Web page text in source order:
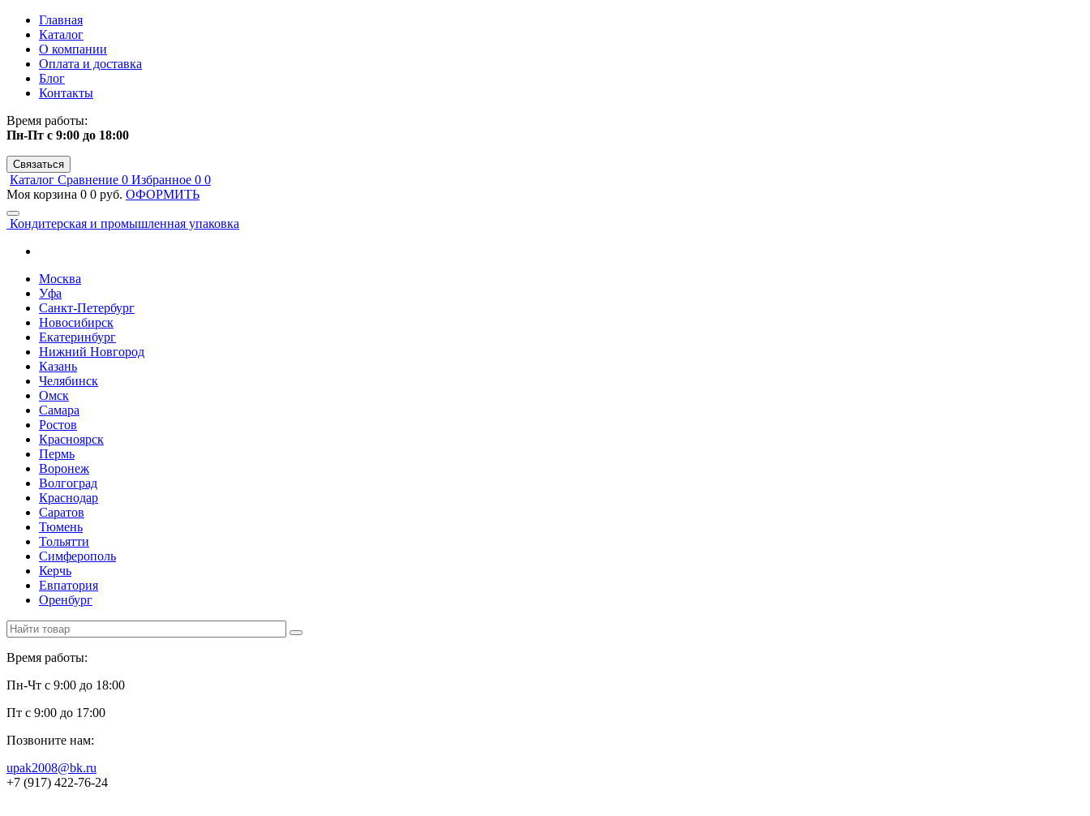
Главная
Каталог
О компании
Оплата и доставка
Блог
Контакты
Время работы:
Пн-Пт с 9:00 до 18:00
Связаться
Каталог Сравнение 0 Избранное 0 0
Моя корзина 0 0 руб. ОФОРМИТЬ
Кондитерская и промышленная упаковка
Москва
Уфа
Санкт-Петербург
Новосибирск
Екатеринбург
Нижний Новгород
Казань
Челябинск
Омск
Самара
Ростов
Красноярск
Пермь
Воронеж
Волгоград
Краснодар
Саратов
Тюмень
Тольятти
Симферополь
Керчь
Евпатория
Оренбург
Время работы:
Пн-Чт с 9:00 до 18:00
Пт с 9:00 до 17:00
Позвоните нам:
upak2008@bk.ru
+7 (917) 422-76-24